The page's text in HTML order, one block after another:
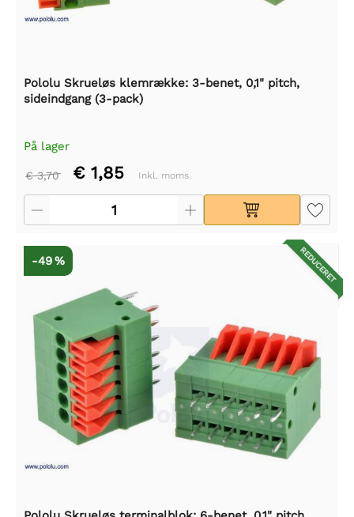
Pololu Skrueløs klemrække: 3-benet, 0,1" pitch,
sideindgang (3-pack)
På lager
€ 3,70 € 1,85 Inkl. moms
REDUCERET
-49 %